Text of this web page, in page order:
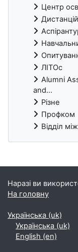
Центр
ЛІТОс
Alumni
and...
Різне
Профком
Відділ
Блоки
Наразі ви
На головну
Українська ‎(uk)‎
Українська ‎(uk)‎
English ‎(en)‎